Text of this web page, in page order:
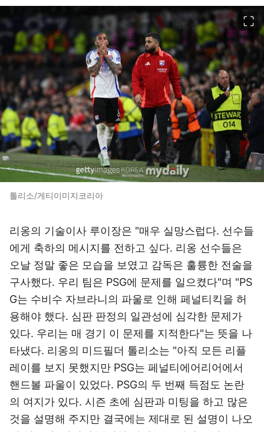
톨리소/게티이미지코리아
리옹의 기술이사 루이장은 "매우 실망스럽다. 선수들
에게 축하의 메시지를 전하고 싶다. 리옹 선수들은
오날 정말 좋은 모습을 보였고 감독은 훌륭한 전술을
구사했다. 우리 팀은 PSG에 문제를 일으켰다"며 "PS
G는 수비수 자브라니의 파울로 인해 페널티킥을 허
용해야 했다. 심판 판정의 일관성에 심각한 문제가
있다. 우리는 매 경기 이 문제를 지적한다"는 뜻을 나
타냈다. 리옹의 미드필더 톨리소는 "아직 모든 리플
레이를 보지 못했지만 PSG는 페널티에어리어에서
핸드볼 파울이 있었다. PSG의 두 번째 득점도 논란
의 여지가 있다. 시즌 초에 심판과 미팅을 하고 많은
것을 설명해 주지만 결국에는 제대로 된 설명이 나오